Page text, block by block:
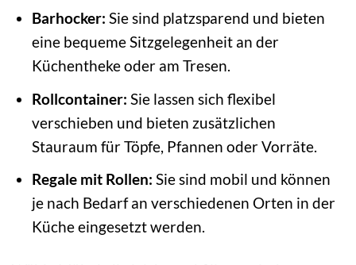
Barhocker: Sie sind platzsparend und bieten
eine bequeme Sitzgelegenheit an der
Küchentheke oder am Tresen.
Rollcontainer: Sie lassen sich flexibel
verschieben und bieten zusätzlichen
Stauraum für Töpfe, Pfannen oder Vorräte.
Regale mit Rollen: Sie sind mobil und können
je nach Bedarf an verschiedenen Orten in der
Küche eingesetzt werden.